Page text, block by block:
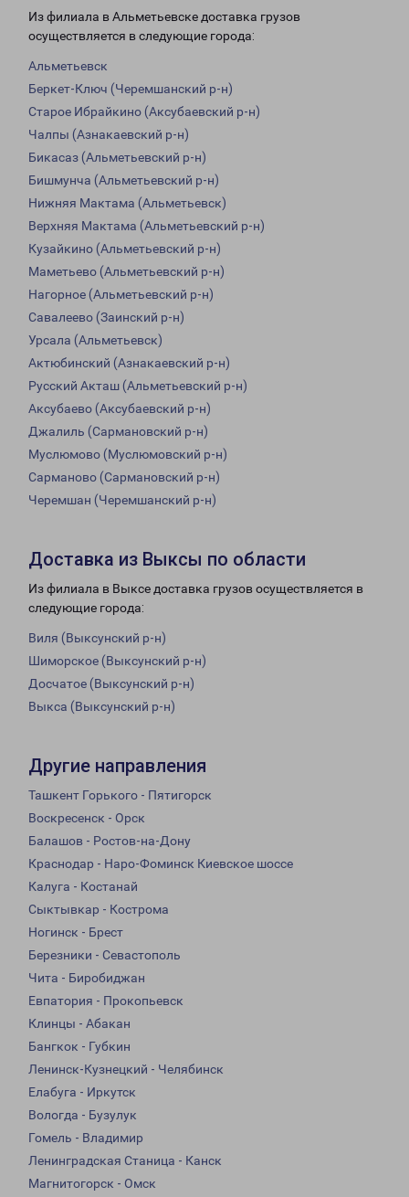
Из филиала в Альметьевске доставка грузов
осуществляется в следующие города:
Альметьевск
Беркет-Ключ (Черемшанский р-н)
Старое Ибрайкино (Аксубаевский р-н)
Чалпы (Азнакаевский р-н)
Бикасаз (Альметьевский р-н)
Бишмунча (Альметьевский р-н)
Нижняя Мактама (Альметьевск)
Верхняя Мактама (Альметьевский р-н)
Кузайкино (Альметьевский р-н)
Маметьево (Альметьевский р-н)
Нагорное (Альметьевский р-н)
Савалеево (Заинский р-н)
Урсала (Альметьевск)
Актюбинский (Азнакаевский р-н)
Русский Акташ (Альметьевский р-н)
Аксубаево (Аксубаевский р-н)
Джалиль (Сармановский р-н)
Муслюмово (Муслюмовский р-н)
Сарманово (Сармановский р-н)
Черемшан (Черемшанский р-н)
Доставка из Выксы по области
Из филиала в Выксе доставка грузов осуществляется в
следующие города:
Виля (Выксунский р-н)
Шиморское (Выксунский р-н)
Досчатое (Выксунский р-н)
Выкса (Выксунский р-н)
Другие направления
Ташкент Горького - Пятигорск
Воскресенск - Орск
Балашов - Ростов-на-Дону
Краснодар - Наро-Фоминск Киевское шоссе
Калуга - Костанай
Сыктывкар - Кострома
Ногинск - Брест
Березники - Севастополь
Чита - Биробиджан
Евпатория - Прокопьевск
Клинцы - Абакан
Бангкок - Губкин
Ленинск-Кузнецкий - Челябинск
Елабуга - Иркутск
Вологда - Бузулук
Гомель - Владимир
Ленинградская Станица - Канск
Магнитогорск - Омск